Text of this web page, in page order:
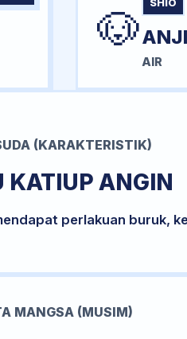
🐶 SHIO
AIR
(KARAKTERISTIK)
KATIUP ANGIN
perlakuan buruk,
MANGSA (MUSIM)